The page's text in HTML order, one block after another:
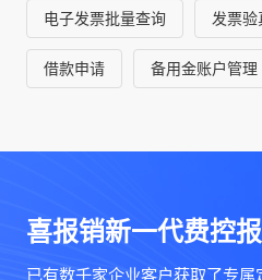
电子发票批量查询 发票验
借款申请 备用金账户管理
喜报销新一代费控
已有数千家企业客户获取了专属